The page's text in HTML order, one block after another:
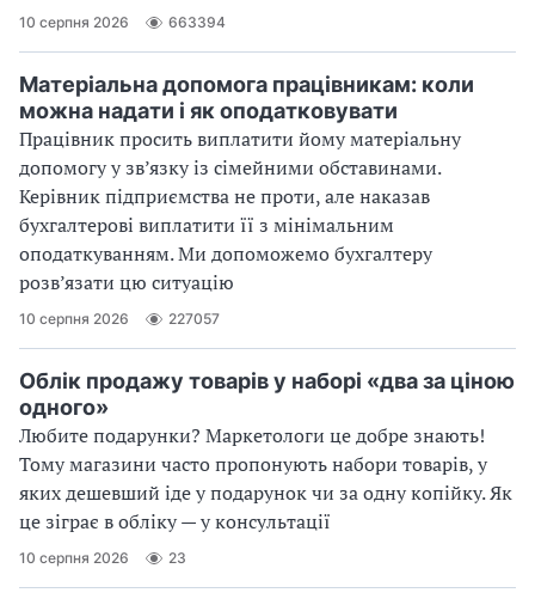
10 серпня 2026 663394
Матеріальна допомога працівникам: коли
можна надати і як оподатковувати
Працівник просить виплатити йому матеріальну
допомогу у зв’язку із сімейними обставинами.
Керівник підприємства не проти, але наказав
бухгалтерові виплатити її з мінімальним
оподаткуванням. Ми допоможемо бухгалтеру
розв’язати цю ситуацію
10 серпня 2026 227057
Облік продажу товарів у наборі «два за ціною
одного»
Любите подарунки? Маркетологи це добре знають!
Тому магазини часто пропонують набори товарів, у
яких дешевший іде у подарунок чи за одну копійку. Як
це зіграє в обліку — у консультації
10 серпня 2026 23